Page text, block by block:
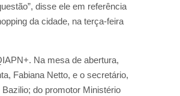
disse ele em referência
da cidade, na terça-feira
Na mesa de abertura,
Fabiana Netto, e o secretário,
do promotor Ministério